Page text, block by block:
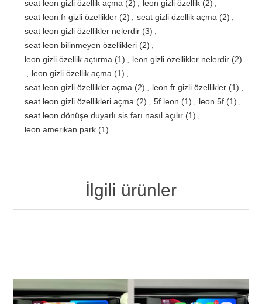
seat leon gizli özellik açma (2) leon gizli özellik (2)
seat leon fr gizli özellikler (2) seat gizli özellik açma (2)
seat leon gizli özellikler nelerdir (3)
seat leon bilinmeyen özellikleri (2)
leon gizli özellik açtırma (1) leon gizli özellikler nelerdir (2)
leon gizli özellik açma (1)
seat leon gizli özellikler açma (2) leon fr gizli özellikler (1)
seat leon gizli özellikleri açma (2) 5f leon (1) leon 5f (1)
seat leon dönüşe duyarlı sis farı nasıl açılır (1)
leon amerikan park (1)
İlgili ürünler